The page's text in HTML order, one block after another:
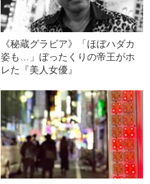
《秘蔵グラビア》「ほぼハダカ
姿も…」ぼったくりの帝王がホ
レた『美人女優』